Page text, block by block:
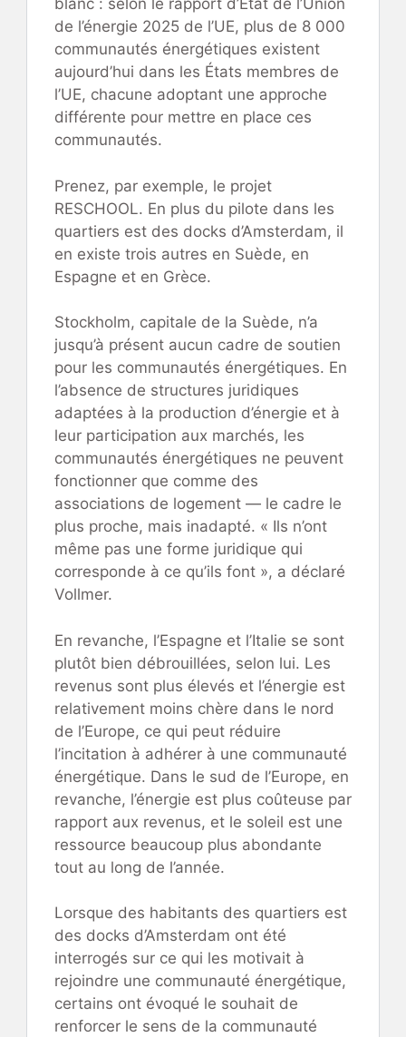
blanc : selon le rapport d’État de l’Union
de l’énergie 2025 de l’UE, plus de 8 000
communautés énergétiques existent
aujourd’hui dans les États membres de
l’UE, chacune adoptant une approche
différente pour mettre en place ces
communautés.
Prenez, par exemple, le projet
RESCHOOL. En plus du pilote dans les
quartiers est des docks d’Amsterdam, il
en existe trois autres en Suède, en
Espagne et en Grèce.
Stockholm, capitale de la Suède, n’a
jusqu’à présent aucun cadre de soutien
pour les communautés énergétiques. En
l’absence de structures juridiques
adaptées à la production d’énergie et à
leur participation aux marchés, les
communautés énergétiques ne peuvent
fonctionner que comme des
associations de logement — le cadre le
plus proche, mais inadapté. « Ils n’ont
même pas une forme juridique qui
corresponde à ce qu’ils font », a déclaré
Vollmer.
En revanche, l’Espagne et l’Italie se sont
plutôt bien débrouillées, selon lui. Les
revenus sont plus élevés et l’énergie est
relativement moins chère dans le nord
de l’Europe, ce qui peut réduire
l’incitation à adhérer à une communauté
énergétique. Dans le sud de l’Europe, en
revanche, l’énergie est plus coûteuse par
rapport aux revenus, et le soleil est une
ressource beaucoup plus abondante
tout au long de l’année.
Lorsque des habitants des quartiers est
des docks d’Amsterdam ont été
interrogés sur ce qui les motivait à
rejoindre une communauté énergétique,
certains ont évoqué le souhait de
renforcer le sens de la communauté